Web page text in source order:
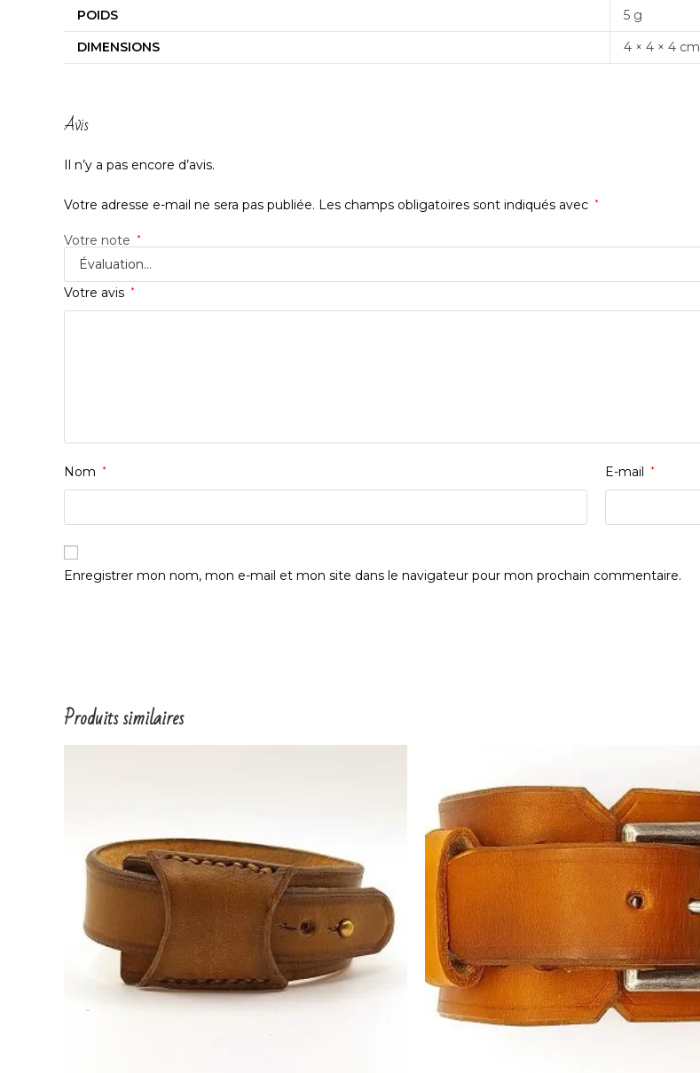
POIDS
5 g
DIMENSIONS
4 × 4 × 4 cm
Avis
Il n’y a pas encore d’avis.
Votre adresse e-mail ne sera pas publiée. Les champs obligatoires sont indiqués avec *
Votre note *
Votre avis *
Nom * E-mail *
Enregistrer mon nom, mon e-mail et mon site dans le navigateur pour mon prochain commentaire.
Produits similaires